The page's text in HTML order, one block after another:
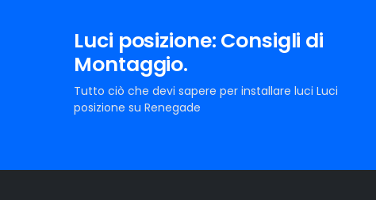
Luci posizione: Consigli di
Montaggio.
Tutto ciò che devi sapere per installare luci Luci
posizione su Renegade